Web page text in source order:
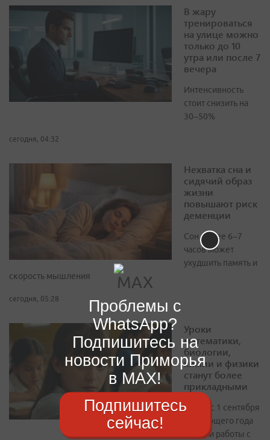
В жару
тренироваться
на улице можно
только до 10
утра или после 7
вечера
Интенсивность
стоит снизить на
30–50%
сегодня, 04:32
Нехватка сна и
сидячий образ
жизни
повышают риск
деменции
Сон менее 6–7
часов может
ухудшить память и
скорость мышления
сегодня, 05:28
Уроки
математики,
биологии,
химии и физики
станут более
прикладными
Также с 1 сентября
следующего года
навыки работы с
Проблемы с
WhatsApp?
Подпишитесь на
новости Приморья
в MAX!
Подпишитесь
сейчас!